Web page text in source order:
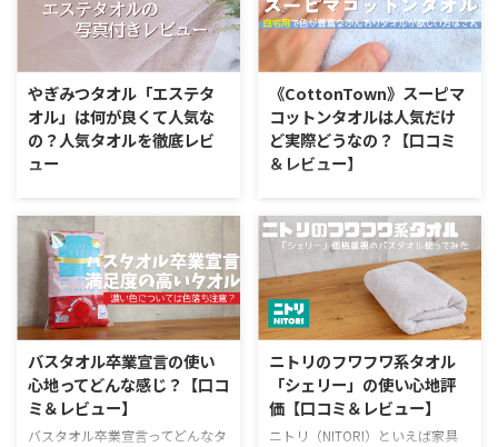
いて JMA（ジェイエムエー）とい
うブランドをご存知でしょうか。
雑貨屋さんやオシャレアイテムに
敏感な方だと、もしかしたら気に
なったことがあるかもしれませ
ん。 実はJMAというのはポルトガ
ルの人気タオルブランドであり、
ヨーロッパでは最大規模のタオル
ンポートブランドの中でも特に技
術力が高く、カラフルで特徴でデ
ザインのタオルラインナ ...
ぎみつタオル「ソフトタオル」と
は？ やぎみつタオルとは、今治
のタオルメーカー八木満タオルの
こと。メーカー自身がエステサロ
ンのパートナーと名乗っていると
おり、エステサロンで使いやすい
タオルを多く開発しています。
同じブランドの「エステタオル」
デルです。ソフトタオルはエステ
タオルよりも薄手のタオルとなっ
ています。ホットタオル・フェイ
シャル・デコルテ ...
やぎみつタオル「エステタ
オル」は何が良くて人気な
の？人気タオルを徹底レビ
ュー
ル」ってどんなタオル？ このタ
オルの特徴 ※タオル特徴アイコ
ンの説明をご覧になる方はコチラ
やぎみつタオル「エステタオ
ル」とは？ やぎみつタオルと
は、今治のタオルメーカー八木満
タオルのこと。メーカー自身がエ
ステサロンのパートナーと名乗っ
ているいるとおり、エステサロン
で使いやすいタオルを多く開発し
ています。 拭き取り用のタオル
《CottonTown》スーピマ
コットンタオルは人気だけ
ど実際どうなの？【口コミ
＆レビュー】
なタオル？ このタオルの特徴 ※
タオル特徴アイコンの説明をご覧
になる方はコチラ Cotton Town
のスーピマコットンタオル こだ
わりタオルと寝具を取り扱うお店
「Cotton Town（コットンタウ
ン）」をご存知でしょうか。 楽
天市場にあるタオルを取り扱うな
かでも人気あるアイテムを販売し
ているお店。タオルを探している
方なら目にしたことがある方もい
バスタオル卒業宣言の使い
心地ってどんな感じ？【口コ
ミ＆レビュー】
バスタオル卒業宣言ってどんなタ
ニトリのフワフワ系タオル
「シェリー」の使い心地評
価【口コミ＆レビュー】
ニトリ（NITORI）といえば家具